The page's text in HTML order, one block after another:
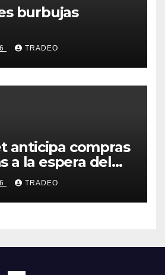
burbujas
TRADEO
anticipa compras
a la espera del
de EEUU
TRADEO